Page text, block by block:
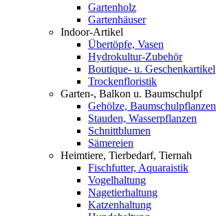
Gartenholz
Gartenhäuser
Indoor-Artikel
Übertöpfe, Vasen
Hydrokultur-Zubehör
Boutique- u. Geschenkartikel
Trockenfloristik
Garten-, Balkon u. Baumschulpf
Gehölze, Baumschulpflanzen
Stauden, Wasserpflanzen
Schnittblumen
Sämereien
Heimtiere, Tierbedarf, Tiernah
Fischfutter, Aquaraistik
Vogelhaltung
Nagetierhaltung
Katzenhaltung